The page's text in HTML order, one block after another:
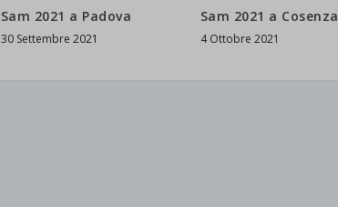
Sam 2021 a Padova
30 Settembre 2021
Sam 2021 a Cosenza
4 Ottobre 2021